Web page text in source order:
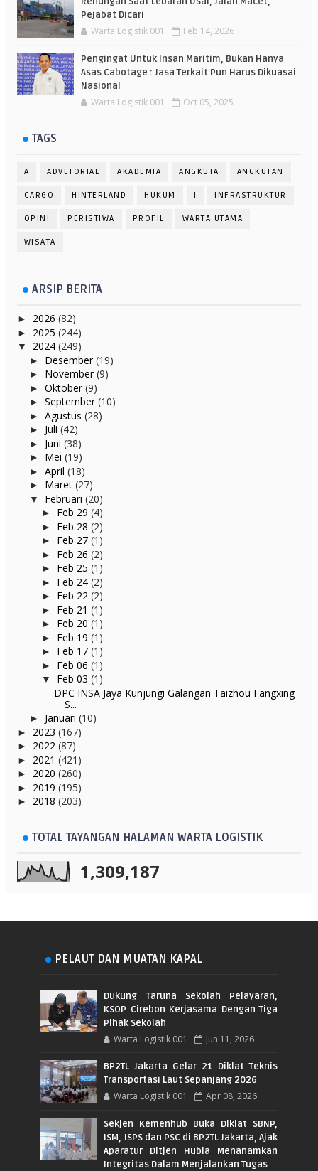
Pejabat Dicari
Warta Logistik 001 Feb 14, 2026
Pengingat Untuk Insan Maritim, Bukan Hanya
Asas Cabotage : Jasa Terkait Pun Harus Dikuasai
Nasional
Warta Logistik 001 Oct 05, 2025
TAGS
A ADVETORIAL AKADEMIA ANGKUTA ANGKUTAN
CARGO HINTERLAND HUKUM I INFRASTRUKTUR
OPINI PERISTIWA PROFIL WARTA UTAMA
WISATA
ARSIP BERITA
► 2026 (82)
► 2025 (244)
▼ 2024 (249)
► Desember(19)
► November(9)
► Oktober(9)
► September(10)
► Agustus (28)
► Juli (42)
► Juni (38)
► Mei (19)
► April (18)
► Maret (27)
▼ Februari (20)
► Feb 29 (4)
► Feb 28 (2)
► Feb 27 (1)
► Feb 26 (2)
► Feb 25 (1)
► Feb 24 (2)
► Feb 22 (2)
► Feb 21 (1)
► Feb 20 (1)
► Feb 19 (1)
► Feb 17 (1)
► Feb 06 (1)
▼ Feb 03 (1)
DPC INSA Jaya Kunjungi Galangan Taizhou Fangxing
S...
► Januari (10)
► 2023 (167)
► 2022 (87)
► 2021 (421)
► 2020 (260)
► 2019 (195)
► 2018 (203)
TOTAL TAYANGAN HALAMAN WARTA LOGISTIK
1,309,187
PELAUT DAN MUATAN KAPAL
Dukung Taruna Sekolah Pelayaran,
KSOP Cirebon Kerjasama Dengan Tiga
Pihak Sekolah
Warta Logistik 001 Jun 11, 2026
BP2TL Jakarta Gelar 21 Diklat Teknis
Transportasi Laut Sepanjang 2026
Warta Logistik 001 Apr 08, 2026
Sekjen Kemenhub Buka Diklat SBNP,
ISM, ISPS dan PSC di BP2TL Jakarta, Ajak
Aparatur Ditjen Hubla Menanamkan
Integritas Dalam Menjalankan Tugas